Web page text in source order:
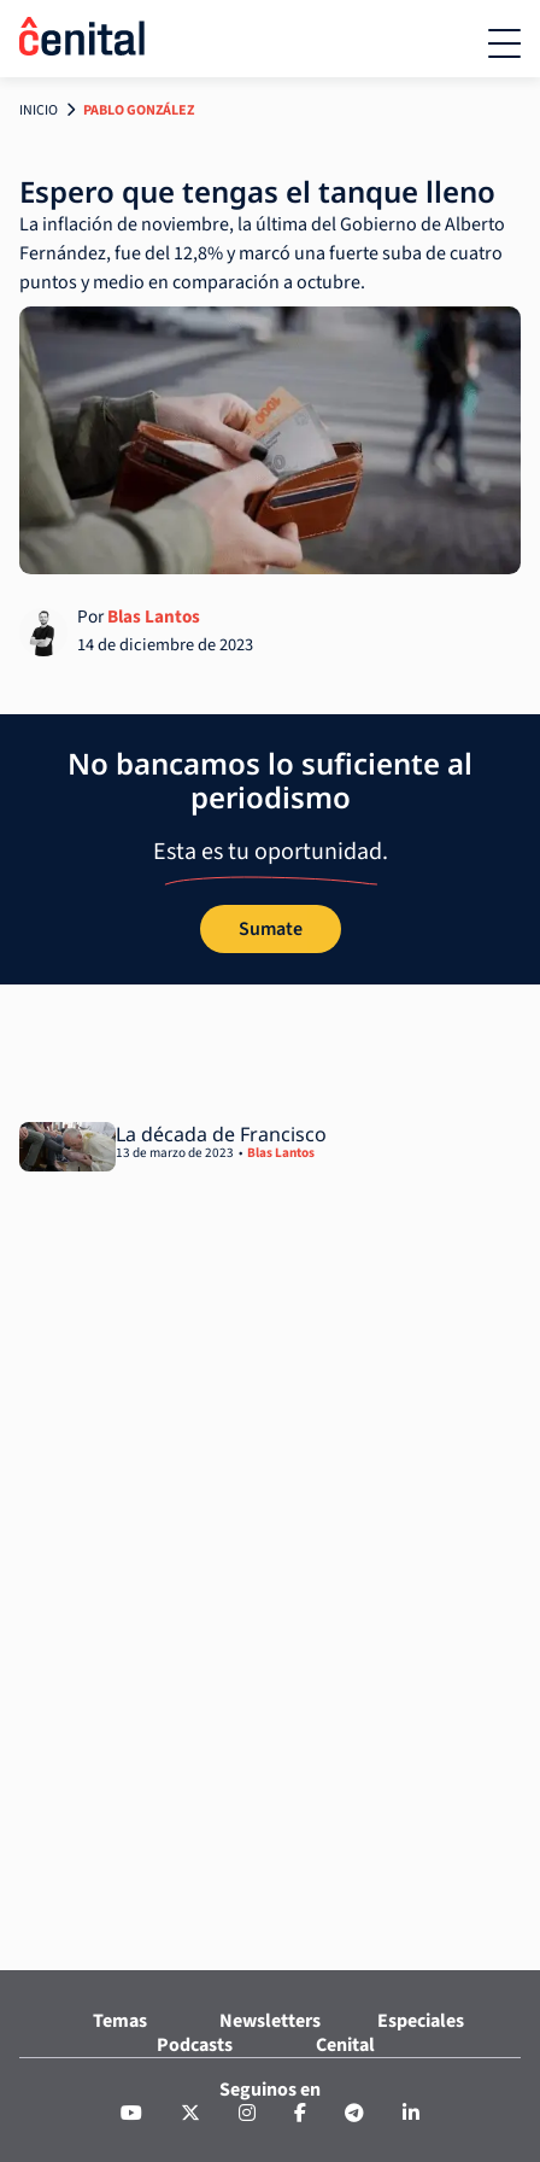
INICIO PABLO GONZÁLEZ
Espero que tengas el tanque lleno
La inflación de noviembre, la última del Gobierno de Alberto
Fernández, fue del 12,8% y marcó una fuerte suba de cuatro
puntos y medio en comparación a octubre.
PorBlas Lantos
14 de diciembre de 2023
No bancamos lo suficiente al
periodismo
Esta es tu oportunidad.
Sumate
La década de Francisco
Blas Lantos
13 de marzo de 2023
Temas Newsletters
Especiales
Podcasts
Cenital
Seguinos en